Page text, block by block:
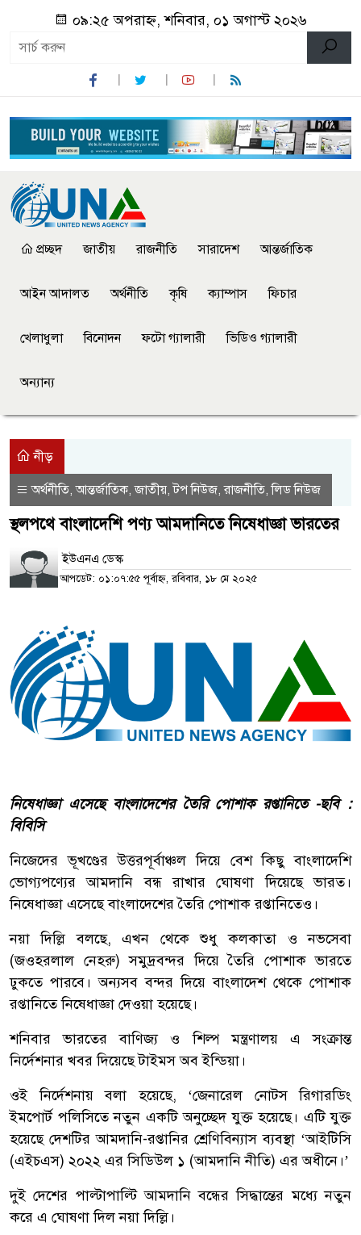
০৯:২৫ অপরাহ্ন, শনিবার, ০১ অগাস্ট ২০২৬
প্রচ্ছদ জাতীয় রাজনীতি সারাদেশ আন্তর্জাতিক
আইন আদালত অর্থনীতি কৃষি ক্যাম্পাস ফিচার
খেলাধুলা বিনোদন ফটো গ্যালারী ভিডিও গ্যালারী
অন্যান্য
নীড়
অর্থনীতি,আন্তর্জাতিক,জাতীয়,টপ নিউজ,রাজনীতি,লিড নিউজ
স্থলপথে বাংলাদেশি পণ্য আমদানিতে নিষেধাজ্ঞা ভারতের
ইউএনএ ডেস্ক
আপডেট: ০১:০৭:৫৫ পূর্বাহ্ন, রবিবার, ১৮ মে ২০২৫
নিষেধাজ্ঞা এসেছে বাংলাদেশের তৈরি পোশাক রপ্তানিতে -ছবি :
বিবিসি
নিজেদের ভূখণ্ডের উত্তরপূর্বাঞ্চল দিয়ে বেশ কিছু বাংলাদেশি
ভোগ্যপণ্যের আমদানি বন্ধ রাখার ঘোষণা দিয়েছে ভারত।
নিষেধাজ্ঞা এসেছে বাংলাদেশের তৈরি পোশাক রপ্তানিতেও।
নয়া দিল্লি বলছে, এখন থেকে শুধু কলকাতা ও নভসেবা
(জওহরলাল নেহরু) সমুদ্রবন্দর দিয়ে তৈরি পোশাক ভারতে
ঢুকতে পারবে। অন্যসব বন্দর দিয়ে বাংলাদেশ থেকে পোশাক
রপ্তানিতে নিষেধাজ্ঞা দেওয়া হয়েছে।
শনিবার ভারতের বাণিজ্য ও শিল্প মন্ত্রণালয় এ সংক্রান্ত
নির্দেশনার খবর দিয়েছে টাইমস অব ইন্ডিয়া।
ওই নির্দেশনায় বলা হয়েছে, ‘জেনারেল নোটস রিগারডিং
ইমপোর্ট পলিসিতে নতুন একটি অনুচ্ছেদ যুক্ত হয়েছে। এটি যুক্ত
হয়েছে দেশটির আমদানি-রপ্তানির শ্রেণিবিন্যাস ব্যবস্থা ‘আইটিসি
(এইচএস) ২০২২ এর সিডিউল ১ (আমদানি নীতি) এর অধীনে।’
দুই দেশের পাল্টাপাল্টি আমদানি বন্ধের সিদ্ধান্তের মধ্যে নতুন
করে এ ঘোষণা দিল নয়া দিল্লি।